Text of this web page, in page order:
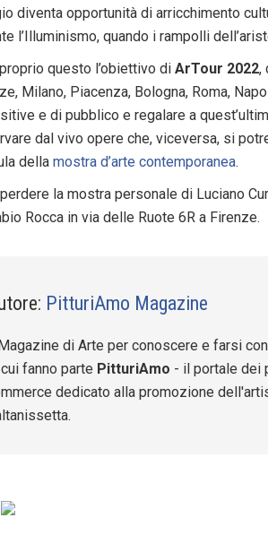
diventa opportunità di arricchimento
l’Illuminismo, quando i rampolli
questo l’obiettivo di ArTour 2022,
Milano, Piacenza, Bologna, Roma,
e di pubblico e regalare a
dal vivo opere che, viceversa, si
della mostra d’arte contemporanea.
la mostra personale di Luciano
Rocca in via delle Ruote 6R a Firenze.
PitturiAmo Magazine
Magazine di Arte per conoscere e farsi
fanno parte PitturiAmo - il portale dei
dedicato alla promozione